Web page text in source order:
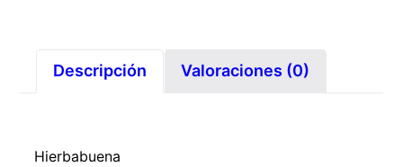
Descripción Valoraciones (0)
Hierbabuena